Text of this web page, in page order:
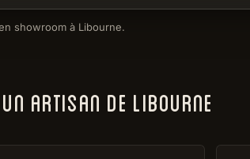
showroom à Libourne.
ARTISAN DE LIBOURNE